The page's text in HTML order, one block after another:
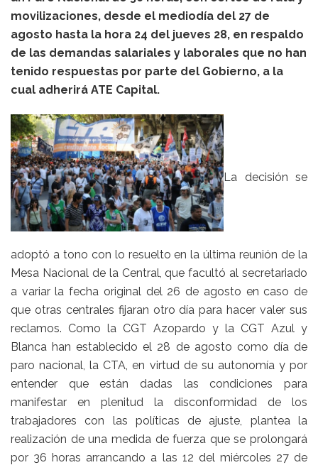
movilizaciones, desde el mediodía del 27 de
agosto hasta la hora 24 del jueves 28, en respaldo
de las demandas salariales y laborales que no han
tenido respuestas por parte del Gobierno, a la
cual adherirá ATE Capital.
La decisión se
adoptó a tono con lo resuelto en la última reunión de la
Mesa Nacional de la Central, que facultó al secretariado
a variar la fecha original del 26 de agosto en caso de
que otras centrales fijaran otro día para hacer valer sus
reclamos. Como la CGT Azopardo y la CGT Azul y
Blanca han establecido el 28 de agosto como día de
paro nacional, la CTA, en virtud de su autonomía y por
entender que están dadas las condiciones para
manifestar en plenitud la disconformidad de los
trabajadores con las políticas de ajuste, plantea la
realización de una medida de fuerza que se prolongará
por 36 horas arrancando a las 12 del miércoles 27 de